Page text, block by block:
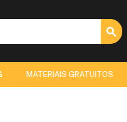
Search Button
MATERIAIS GRATUITOS